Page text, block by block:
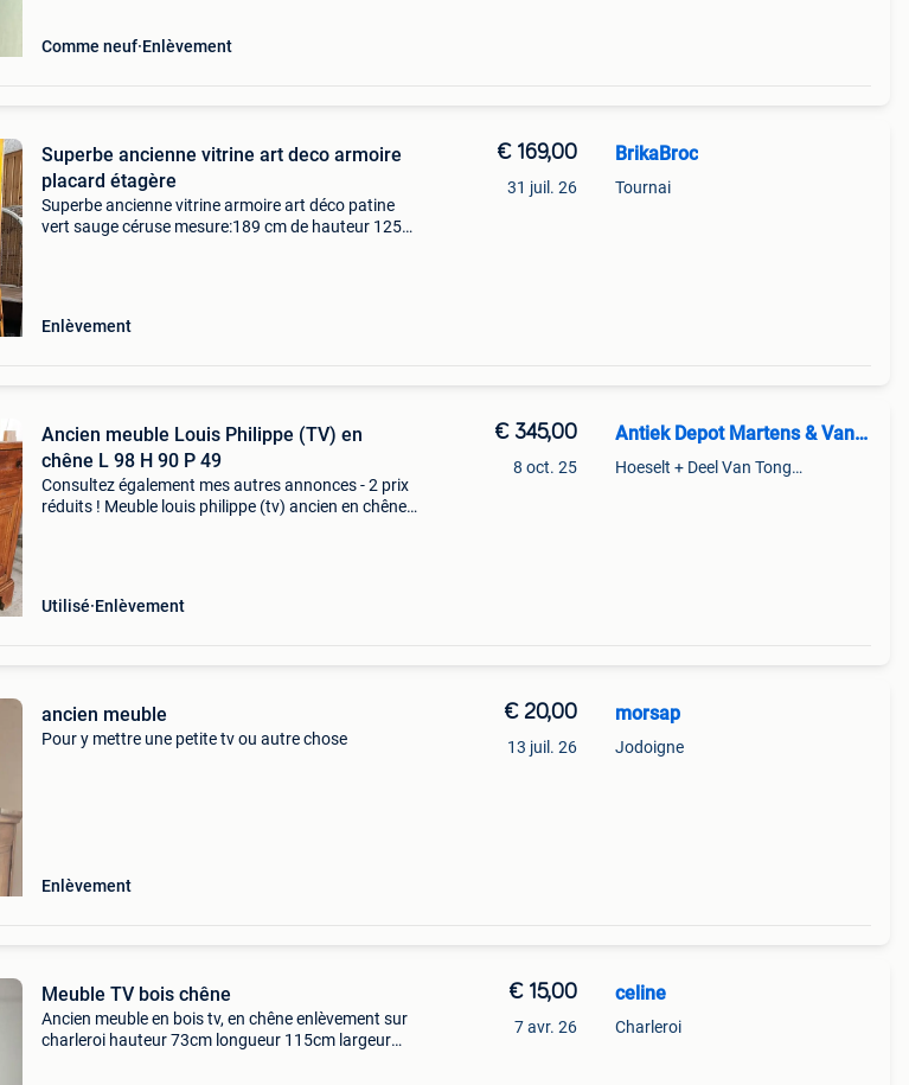
Comme neuf Enlèvement
Superbe ancienne vitrine art deco armoire
placard étagère
Superbe ancienne vitrine armoire art déco patine
vert sauge céruse mesure:189 cm de hauteur 125
Enlèvement
€ 169,00
31 juil. 26
BrikaBroc
Tournai
Ancien meuble Louis Philippe (TV) en
chêne L 98 H 90 P 49
Consultez également mes autres annonces - 2 prix
réduits ! Meuble louis philippe (tv) ancien en chêne
Utilisé Enlèvement
€ 345,00
8 oct. 25
Antiek Depot Martens & Vanseer
Hoeselt + Deel Van Tongeren
ancien meuble
Pour y mettre une petite tv ou autre chose
Enlèvement
€ 20,00
13 juil. 26
morsap
Jodoigne
Meuble TV bois chêne
Ancien meuble en bois tv, en chêne enlèvement sur
charleroi hauteur 73cm longueur 115cm largeur
€ 15,00
7 avr. 26
celine
Charleroi